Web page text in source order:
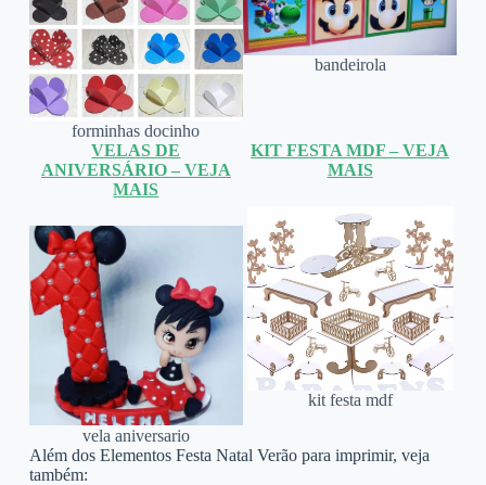
forminhas docinho
bandeirola
VELAS DE
ANIVERSÁRIO – VEJA
MAIS
vela aniversario
KIT FESTA MDF – VEJA
MAIS
kit festa mdf
Além dos Elementos Festa Natal Verão para imprimir, veja
também: